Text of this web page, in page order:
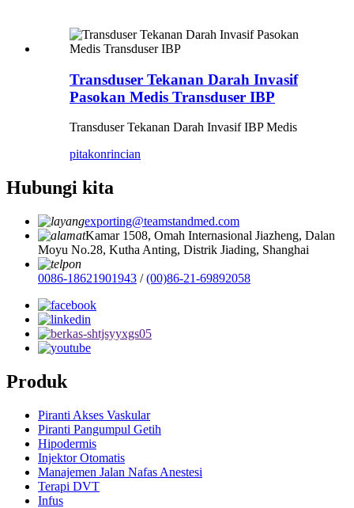
Transduser Tekanan Darah Invasif
Pasokan Medis Transduser IBP
Transduser Tekanan Darah Invasif IBP Medis
pitakonrincian
Hubungi kita
exporting@teamstandmed.com
Kamar 1508, Omah Internasional Jiazheng, Dalan
Moyu No.28, Kutha Anting, Distrik Jiading, Shanghai
0086-18621901943 /(00)86-21-69892058
Produk
Piranti Akses Vaskular
Piranti Pangumpul Getih
Hipodermis
Injektor Otomatis
Manajemen Jalan Nafas Anestesi
Terapi DVT
Infus